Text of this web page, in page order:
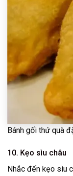
Bánh gối thứ quà
10. Kẹo sìu châu
Nhắc đến kẹo sìu